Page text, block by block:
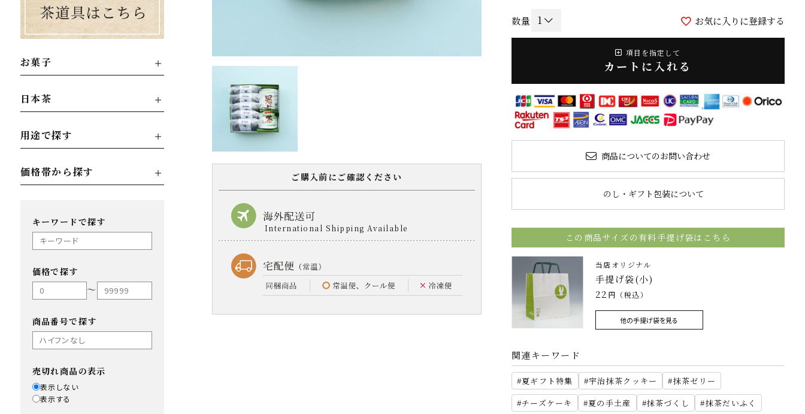
お菓子
日本茶
用途で探す
価格帯から探す
キーワードで探す
価格で探す
〜
商品番号で探す
売切れ商品の表示
表示しない
表示する
ご購入前にご確認ください
お気に入りに登録する
項目を指定して
カートに入れる
商品についてのお問い合わせ
のし・ギフト包装について
この商品サイズの有料手提げ袋はこちら
当店オリジナル
手提げ袋(小)
22 円（税込）
他の手提げ袋を見る
関連キーワード
夏ギフト特集 宇治抹茶クッキー
抹茶ゼリー
チーズケーキ
夏の手土産 抹茶づくし
抹茶だいふく